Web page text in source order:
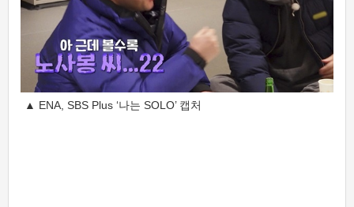
▲ ENA, SBS Plus ‘나는 SOLO’ 캡처